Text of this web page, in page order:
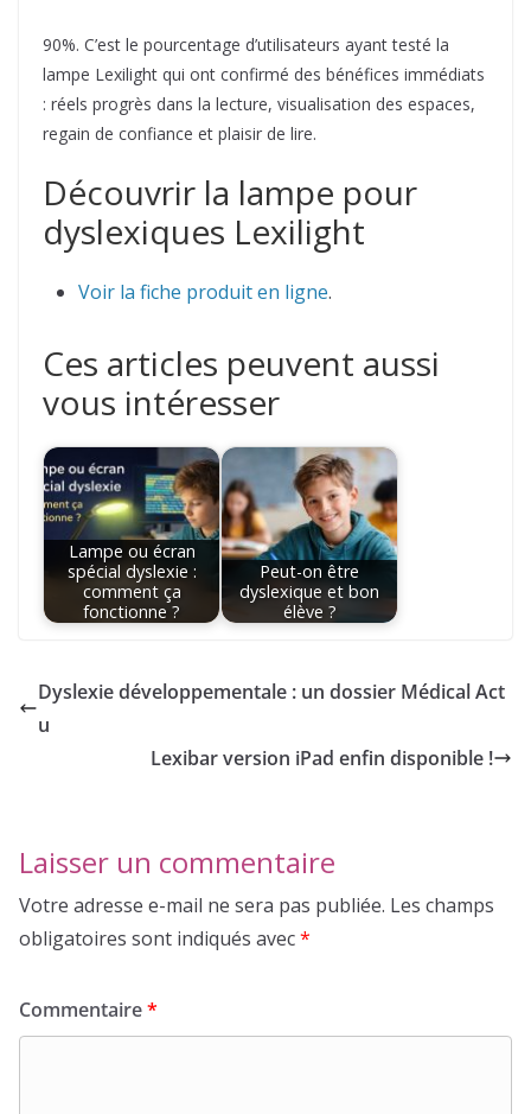
90%. C’est le pourcentage d’utilisateurs ayant testé la
lampe Lexilight qui ont confirmé des bénéfices immédiats
: réels progrès dans la lecture, visualisation des espaces,
regain de confiance et plaisir de lire.
Découvrir la lampe pour
dyslexiques Lexilight
Voir la fiche produit en ligne.
Ces articles peuvent aussi
vous intéresser
Lampe ou écran
spécial dyslexie :
comment ça
fonctionne ?
Peut-on être
dyslexique et bon
élève ?
Dyslexie développementale : un dossier Médical Act
u
Lexibar version iPad enfin disponible !
Laisser un commentaire
Votre adresse e-mail ne sera pas publiée. Les champs
obligatoires sont indiqués avec*
Commentaire*